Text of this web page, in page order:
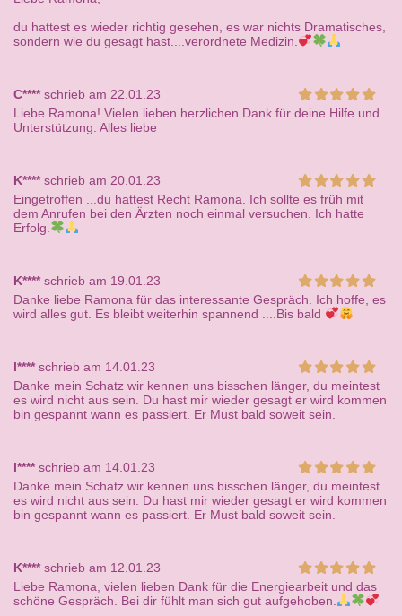
du hattest es wieder richtig gesehen, es war nichts Dramatisches,
sondern wie du gesagt hast....verordnete Medizin.
C****schrieb am 22.01.23
Liebe Ramona! Vielen lieben herzlichen Dank für deine Hilfe und
Unterstützung. Alles liebe
K****schrieb am 20.01.23
Eingetroffen ...du hattest Recht Ramona. Ich sollte es früh mit
dem Anrufen bei den Ärzten noch einmal versuchen. Ich hatte
Erfolg.
K****schrieb am 19.01.23
Danke liebe Ramona für das interessante Gespräch. Ich hoffe, es
wird alles gut. Es bleibt weiterhin spannend ....Bis bald
l****schrieb am 14.01.23
Danke mein Schatz wir kennen uns bisschen länger, du meintest
es wird nicht aus sein. Du hast mir wieder gesagt er wird kommen
bin gespannt wann es passiert. Er Must bald soweit sein.
l****schrieb am 14.01.23
Danke mein Schatz wir kennen uns bisschen länger, du meintest
es wird nicht aus sein. Du hast mir wieder gesagt er wird kommen
bin gespannt wann es passiert. Er Must bald soweit sein.
K****schrieb am 12.01.23
Liebe Ramona, vielen lieben Dank für die Energiearbeit und das
schöne Gespräch. Bei dir fühlt man sich gut aufgehoben.